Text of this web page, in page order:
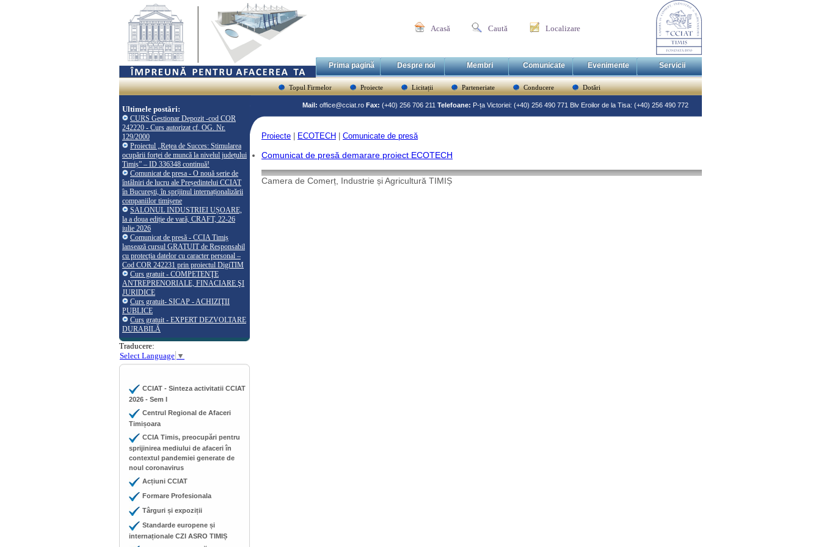
Acasă Caută Localizare
Prima pagină Despre noi Membri Comunicate Evenimente Servicii
Topul Firmelor Proiecte Licitații Parteneriate Conducere Dotări
Ultimele postări:
CURS Gestionar Depozit -cod COR
242220 - Curs autorizat cf. OG. Nr.
129/2000
Proiectul „Rețea de Succes: Stimularea
ocupării forței de muncă la nivelul județului
Timiș” – ID 336348 continuă!
Comunicat de presa - O nouă serie de
întâlniri de lucru ale Președintelui CCIAT
în București, în sprijinul internaționalizării
companiilor timișene
SALONUL INDUSTRIEI UȘOARE,
la a doua ediție de vară, CRAFT, 22-26
iulie 2026
Comunicat de presă - CCIA Timiș
lansează cursul GRATUIT de Responsabil
cu protecția datelor cu caracter personal –
Cod COR 242231 prin proiectul DigiTIM
Curs gratuit - COMPETENŢE
ANTREPRENORIALE, FINACIARE ŞI
JURIDICE
Curs gratuit- SICAP - ACHIZIŢII
PUBLICE
Curs gratuit - EXPERT DEZVOLTARE
DURABILĂ
Traducere:
Select Language ▼
CCIAT - Sinteza activitatii CCIAT
2026 - Sem I
Centrul Regional de Afaceri
Timișoara
CCIA Timis, preocupări pentru
sprijinirea mediului de afaceri în
contextul pandemiei generate de
noul coronavirus
Acțiuni CCIAT
Formare Profesionala
Târguri și expoziții
Standarde europene și
internaționale CZI ASRO TIMIȘ
Mail: office@cciat.ro Fax: (+40) 256 706 211 Telefoane: P-ța Victoriei: (+40) 256 490 771 Blv Eroilor de la Tisa: (+40) 256 490 772
Proiecte ECOTECH Comunicate de presă
Comunicat de presă demarare proiect ECOTECH
Camera de Comerț, Industrie și Agricultură TIMIȘ